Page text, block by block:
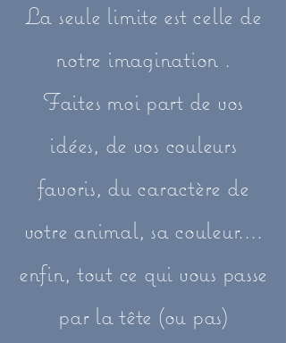
La seule limite est celle de
notre imagination .
Faites moi part de vos
idées, de vos couleurs
favoris, du caractère de
votre animal, sa couleur....
enfin, tout ce qui vous passe
par la tête (ou pas)